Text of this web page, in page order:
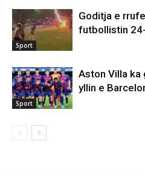
Sport
Goditja e
futbollistin
Sport
Aston Villa ka
yllin e